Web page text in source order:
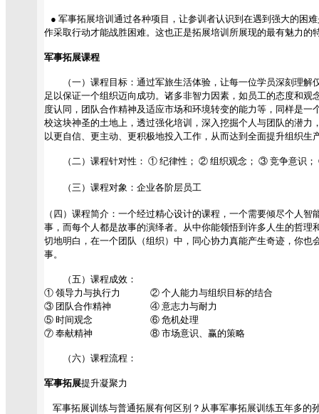
● 军事拓展培训通过各种项目，让参训者认识到在遇到强大的困
作采取行动才能战胜困难。这也正是拓展培训所展现的最有魅力的
军事拓展课程
（一）课程目标：通过军旅生活体验，让每一位学员深刻理解
足以保证一个组织迈向成功。诸多非智力因素，如员工的态度和观
度认同，团队合作精神及适应市场和环境转变的能力等，同样是一
校这块神圣的土地上，透过强化培训，深入挖掘个人与团队的潜力
以更自信、更主动、更积极地投入工作，从而达到全面提升组织生
（二）课程针对性： ① 纪律性； ② 组织观念； ③ 竞争意识；
（三）课程对象：企业各阶层员工
（四）课程简介：一个经过精心设计的课程，一个需要倾尽个人
事，而每个人都是故事的演绎者。从中你能领悟到许多人生的哲理
切地明白，在一个团队（组织）中，同心协力真能产生奇迹，你也
事。
（五）课程成效：
① 领导力与执行力 ② 个人能力与组织目标的结合
③ 团队合作精神 ④ 意志力与耐力
⑤ 时间观念 ⑥ 危机处理
⑦ 奉献精神 ⑧ 市场意识、赢的策略
（六）课程流程：
军事拓展提升凝聚力
军事拓展训练与普通拓展有何区别？从事军事拓展训练五年多的